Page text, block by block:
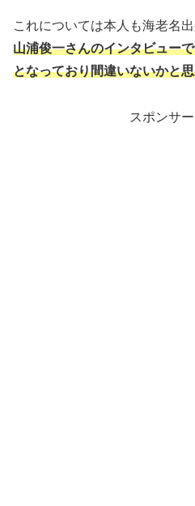
これについては本人も海老名
山浦俊一さんのインタビュー
となっており間違いないかと
スポンサ